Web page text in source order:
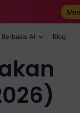
AI Blog